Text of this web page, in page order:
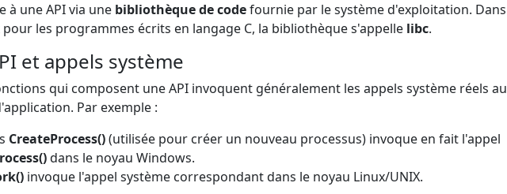
à une API via une bibliothèque de codefournie par le système d'exploitation. Dans
pour les programmes écrits en langage C, la bibliothèque s'appelle libc.
et appels système
qui composent une API invoquent généralement les appels système réels au
Par exemple :
CreateProcess()(utilisée pour créer un nouveau processus) invoque en fait l'appel
dans le noyau Windows.
invoque l'appel système correspondant dans le noyau Linux/UNIX.